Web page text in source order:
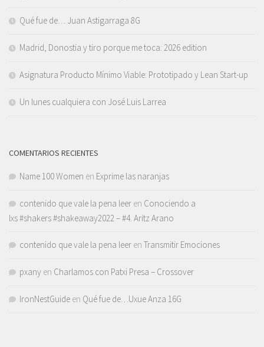
Qué fue de… Juan Astigarraga 8G
Madrid, Donostia y tiro porque me toca: 2026 edition
Asignatura Producto Mínimo Viable: Prototipado y Lean Start-up
Un lunes cualquiera con José Luis Larrea
COMENTARIOS RECIENTES
Name 100 Women en Exprime las naranjas
contenido que vale la pena leer en Conociendo a
lxs #shakers #shakeaway2022 – #4. Aritz Arano
contenido que vale la pena leer en Transmitir Emociones
pxany en Charlamos con Patxi Presa – Crossover
IronNestGuide en Qué fue de…Uxue Anza 16G